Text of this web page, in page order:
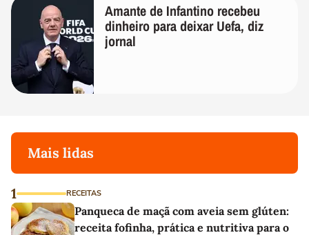
Amante de Infantino recebeu
dinheiro para deixar Uefa, diz
jornal
Mais lidas
1 RECEITAS
Panqueca de maçã com aveia sem glúten:
receita fofinha, prática e nutritiva para o